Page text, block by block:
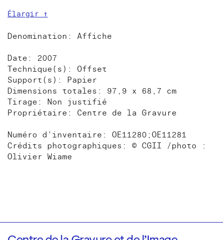
Élargir ↑
Denomination: Affiche
Date: 2007
Technique(s): Offset
Support(s): Papier
Dimensions totales: 97,9 x 68,7 cm
Tirage: Non justifié
Propriétaire: Centre de la Gravure
Numéro d'inventaire: OE11280;OE11281
Crédits photographiques: © CGII /photo :
Olivier Wiame